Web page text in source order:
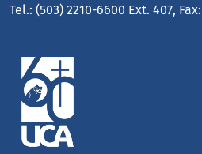
Tel.: (503) 2210-6600 Ext. 407,